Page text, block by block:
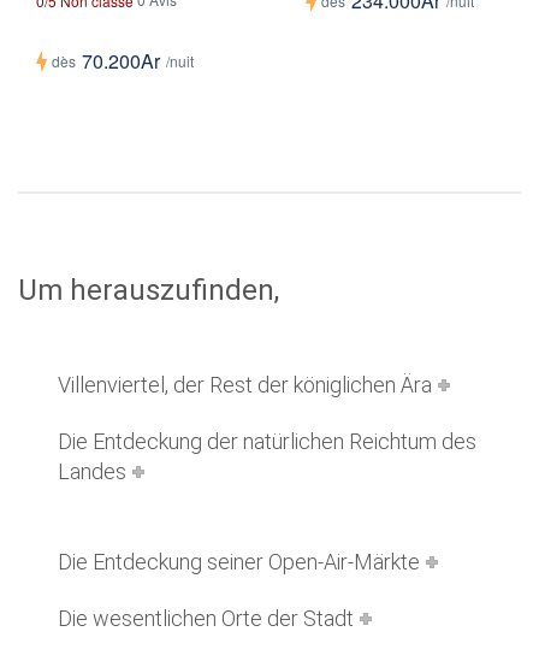
dès 70.200Ar /nuit
Um herauszufinden,
Villenviertel, der Rest der königlichen Ära
Die Entdeckung der natürlichen Reichtum des
Landes
Die Entdeckung seiner Open-Air-Märkte
Die wesentlichen Orte der Stadt